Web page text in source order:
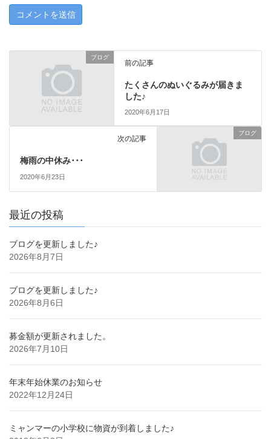
ブログ
前の記事
たくさんのぬいぐるみが届きま
した♪
2020年6月17日
ブログ
次の記事
梅雨の中休み･･･
2020年6月23日
最近の投稿
ブログを更新しました♪
2026年8月7日
ブログを更新しました♪
2026年8月6日
募金額が更新されました。
2026年7月10日
年末年始休業のお知らせ
2022年12月24日
ミャンマーの小学校に物資が到着しました♪